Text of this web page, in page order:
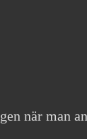
när man